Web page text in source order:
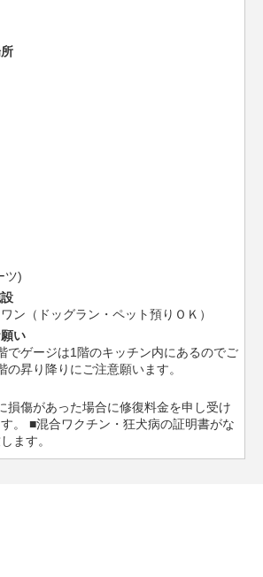
ツ)
ン（ドッグラン・ペット預りＯＫ）
い
でゲージは1階のキッチン内にあるのでご
の昇り降りにご注意願います。
損傷があった場合に修復料金を申し受け
。 ■混合ワクチン・狂犬病の証明書がな
ます。